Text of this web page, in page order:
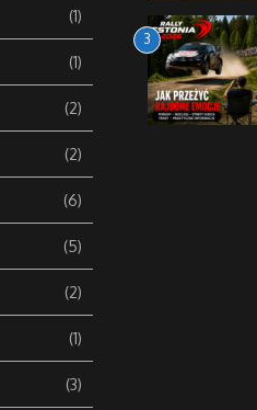
(1)
(1)
(2)
(2)
(6)
(5)
(2)
(1)
(3)
3